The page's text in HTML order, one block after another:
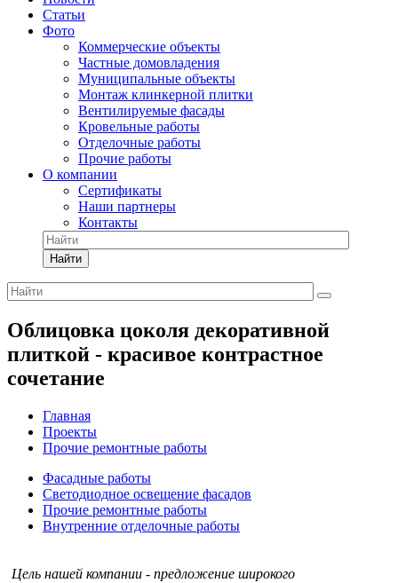
Статьи
Фото
Коммерческие объекты
Частные домовладения
Муниципальные объекты
Монтаж клинкерной плитки
Вентилируемые фасады
Кровельные работы
Отделочные работы
Прочие работы
О компании
Сертификаты
Наши партнеры
Контакты
Найти
Облицовка цоколя декоративной
плиткой - красивое контрастное
сочетание
Главная
Проекты
Прочие ремонтные работы
Фасадные работы
Светодиодное освещение фасадов
Прочие ремонтные работы
Внутренние отделочные работы
Цель нашей компании - предложение широкого